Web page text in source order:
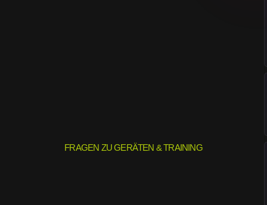
FRAGEN ZU GERÄTEN & TRAINING